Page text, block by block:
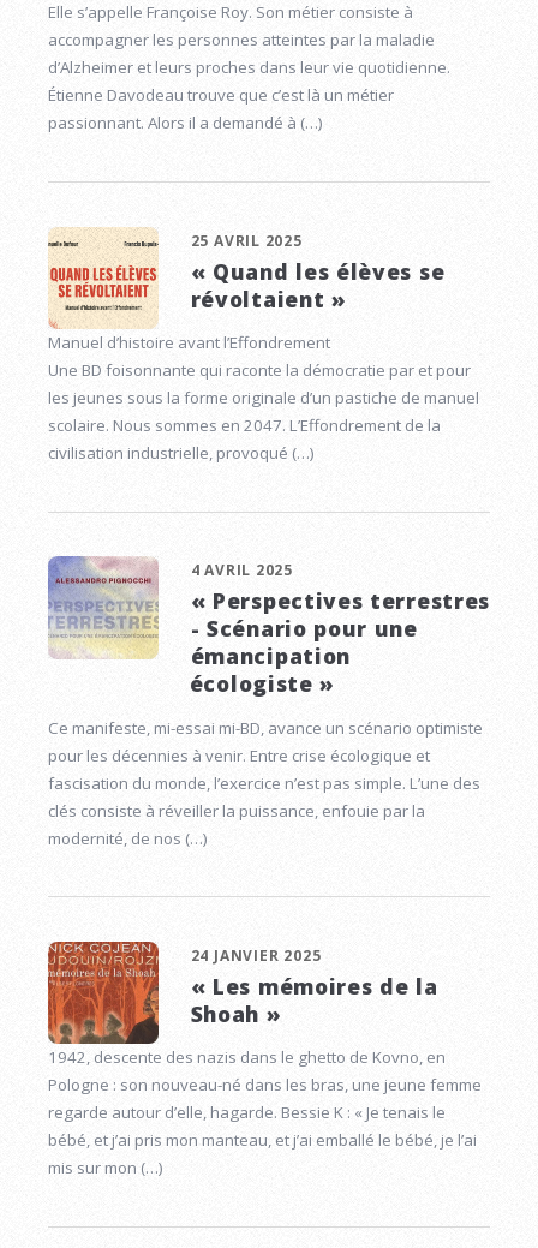
Elle s’appelle Françoise Roy. Son métier consiste à
accompagner les personnes atteintes par la maladie
d’Alzheimer et leurs proches dans leur vie quotidienne.
Étienne Davodeau trouve que c’est là un métier
passionnant. Alors il a demandé à (…)
25 AVRIL 2025
« Quand les élèves se
révoltaient »
Manuel d’histoire avant l’Effondrement
Une BD foisonnante qui raconte la démocratie par et pour
les jeunes sous la forme originale d’un pastiche de manuel
scolaire. Nous sommes en 2047. L’Effondrement de la
civilisation industrielle, provoqué (…)
4 AVRIL 2025
« Perspectives terrestres
- Scénario pour une
émancipation
écologiste »
Ce manifeste, mi-essai mi-BD, avance un scénario optimiste
pour les décennies à venir. Entre crise écologique et
fascisation du monde, l’exercice n’est pas simple. L’une des
clés consiste à réveiller la puissance, enfouie par la
modernité, de nos (…)
24 JANVIER 2025
« Les mémoires de la
Shoah »
1942, descente des nazis dans le ghetto de Kovno, en
Pologne : son nouveau-né dans les bras, une jeune femme
regarde autour d’elle, hagarde. Bessie K : « Je tenais le
bébé, et j’ai pris mon manteau, et j’ai emballé le bébé, je l’ai
mis sur mon (…)